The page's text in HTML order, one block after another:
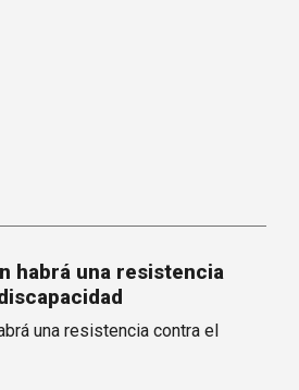
habrá una resistencia